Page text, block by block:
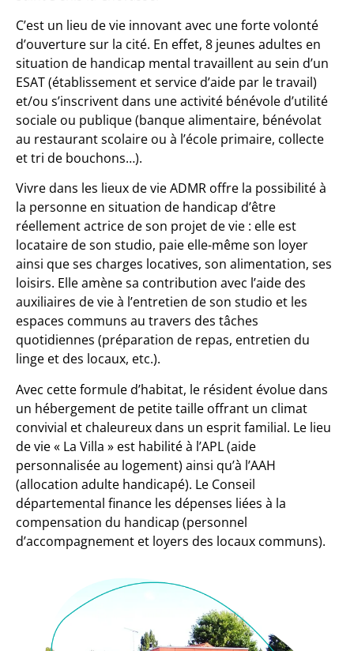
C’est un lieu de vie innovant avec une forte volonté
d’ouverture sur la cité. En effet, 8 jeunes adultes en
situation de handicap mental travaillent au sein d’un
ESAT (établissement et service d’aide par le travail)
et/ou s’inscrivent dans une activité bénévole d’utilité
sociale ou publique (banque alimentaire, bénévolat
au restaurant scolaire ou à l’école primaire, collecte
et tri de bouchons…).
Vivre dans les lieux de vie ADMR offre la possibilité à
la personne en situation de handicap d’être
réellement actrice de son projet de vie : elle est
locataire de son studio, paie elle-même son loyer
ainsi que ses charges locatives, son alimentation, ses
loisirs. Elle amène sa contribution avec l’aide des
auxiliaires de vie à l’entretien de son studio et les
espaces communs au travers des tâches
quotidiennes (préparation de repas, entretien du
linge et des locaux, etc.).
Avec cette formule d’habitat, le résident évolue dans
un hébergement de petite taille offrant un climat
convivial et chaleureux dans un esprit familial. Le lieu
de vie « La Villa » est habilité à l’APL (aide
personnalisée au logement) ainsi qu’à l’AAH
(allocation adulte handicapé). Le Conseil
départemental finance les dépenses liées à la
compensation du handicap (personnel
d’accompagnement et loyers des locaux communs).